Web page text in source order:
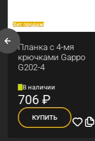
Хит продаж
Планка с 4-мя
крючками Gappo
G202-4
В наличии
706₽
КУПИТЬ